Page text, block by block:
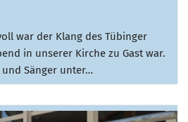
war der Klang des Tübinger
in unserer Kirche zu Gast war.
und Sänger unter…